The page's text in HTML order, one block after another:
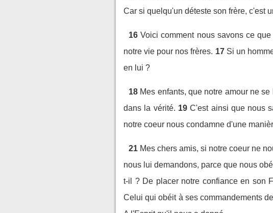
Car si quelqu'un déteste son frère, c'est
16 Voici comment nous savons ce
notre vie pour nos frères. 17 Si un
en lui ?
18 Mes enfants, que notre amour ne
dans la vérité. 19 C'est ainsi que nous
notre coeur nous condamne d'une
21 Mes chers amis, si notre coeur ne
nous lui demandons, parce que nous
t-il ? De placer notre confiance en son
Celui qui obéit à ses commandements